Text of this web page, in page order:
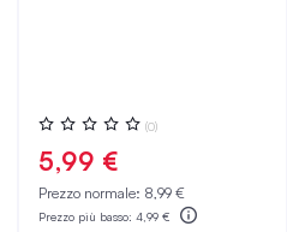
Valutazione:
0%
(0)
5,99 €
Prezzo normale: 8,99 €
Prezzo più basso: 4,99 €